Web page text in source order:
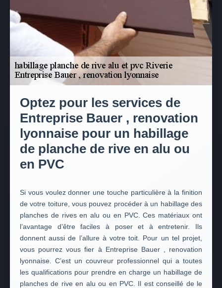
Optez pour les services de
Entreprise Bauer , renovation
lyonnaise pour un habillage
de planche de rive en alu ou
en PVC
Si vous voulez donner une touche particulière à la finition
de votre toiture, vous pouvez procéder à un habillage des
planches de rives en alu ou en PVC. Ces matériaux ont
l’avantage d’être faciles à poser et à entretenir. Ils
donnent aussi de l’allure à votre toit. Pour un tel projet,
vous pourrez vous fier à Entreprise Bauer , renovation
lyonnaise. C’est un couvreur professionnel qui a toutes
les qualifications pour prendre en charge un habillage de
planches de rive en alu ou en PVC. Il est conseillé de le